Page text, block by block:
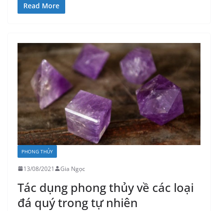
Read More
PHONG THỦY
13/08/2021 Gia Ngọc
Tác dụng phong thủy về các loại
đá quý trong tự nhiên